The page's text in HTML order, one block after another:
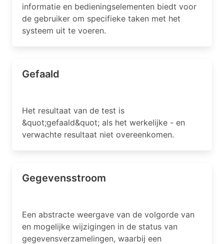
informatie en bedieningselementen biedt voor
de gebruiker om specifieke taken met het
systeem uit te voeren.
Gefaald
Het resultaat van de test is
&quot;gefaald&quot; als het werkelijke - en
verwachte resultaat niet overeenkomen.
Gegevensstroom
Een abstracte weergave van de volgorde van
en mogelijke wijzigingen in de status van
gegevensverzamelingen, waarbij een